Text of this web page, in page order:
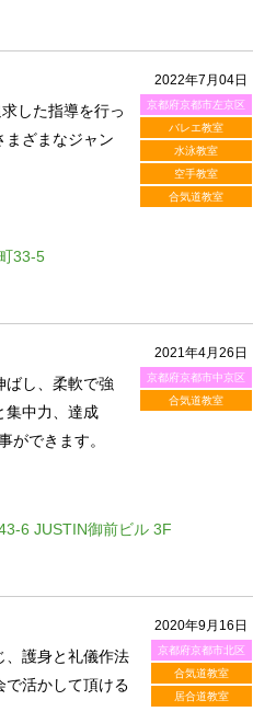
2022年7月04日
京都府京都市左京区
バレエ教室
水泳教室
空手教室
合気道教室
した指導を行っ
まざまなジャン
33-5
2021年4月26日
京都府京都市中京区
合気道教室
ばし、柔軟で強
集中力、達成
ができます。
6 JUSTIN御前ビル 3F
2020年9月16日
京都府京都市北区
合気道教室
居合道教室
、護身と礼儀作法
で活かして頂ける